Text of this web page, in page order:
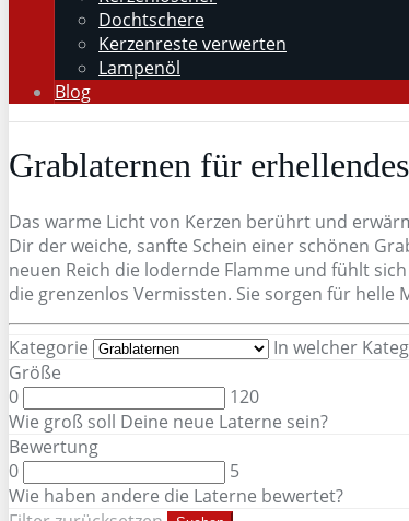
Dochtschere
Kerzenreste verwerten
Lampenöl
Blog
Grablaternen für
Das warme Licht von Kerzen berührt und
Dir der weiche, sanfte Schein einer schönen
neuen Reich die lodernde Flamme und fühlt
die grenzenlos Vermissten. Sie sorgen für helle
Kategorie
In welcher
Größe
0
120
Wie groß soll Deine neue Laterne sein?
Bewertung
0
5
Wie haben andere die Laterne bewertet?